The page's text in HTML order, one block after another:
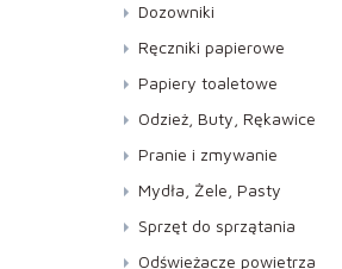
Dozowniki
Ręczniki papierowe
Do dozowników AUTOCUT
Kuchenne
Składane ZZ
Papiery toaletowe
Jumbo
Standard
Odzież, Buty, Rękawice
Buty
Rękawice
Pranie i zmywanie
Pranie
Zmywanie
Mydła, Żele, Pasty
Mydła
Pasty
Sprzęt do sprzątania
Kije, Stelaże, Mopy
Odświeżacze powietrza